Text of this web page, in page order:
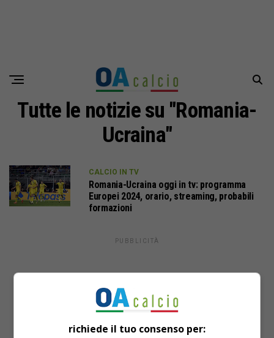
Tutte le notizie su "Romania-
Ucraina"
CALCIO IN TV
Romania-Ucraina oggi in tv: programma
Europei 2024, orario, streaming, probabili
formazioni
PUBBLICITÀ
richiede il tuo consenso per: